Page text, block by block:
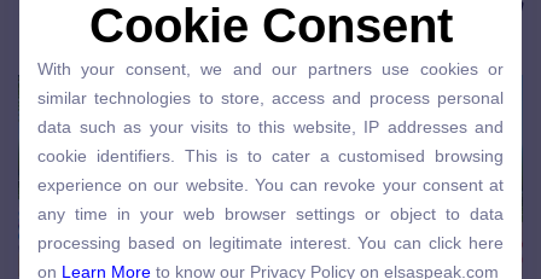
chuẩn như người bản xứ. Click để khám phá ngay!
Cookie Consent
similar technologies to store, access and process personal
data such as your visits to this website, IP addresses and
cookie identifiers. This is to cater a customised browsing
experience on our website. You can revoke your consent at
any time in your web browser settings or object to data
processing based on legitimate interest. You can click here
on
Learn More to know our Privacy Policy on elsaspeak.com
Cookie Consent
With your consent, we and our partners use cookies or
similar technologies to store, access and process personal
data such as your visits to this website, IP addresses and
cookie identifiers. This is to cater a customised browsing
experience on our website. You can revoke your consent at
any time in your web browser settings or object to data
processing based on legitimate interest. You can click here
on Learn More to know our Privacy Policy on elsaspeak.com